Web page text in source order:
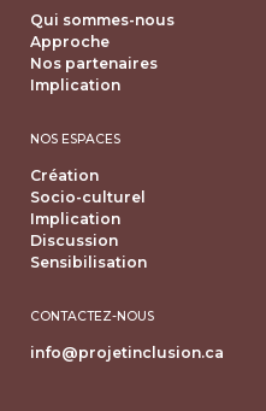
Qui sommes-nous
Approche
Nos partenaires
Implication
NOS ESPACES
Création
Socio-culturel
Implication
Discussion
Sensibilisation
CONTACTEZ-NOUS
info@projetinclusion.ca